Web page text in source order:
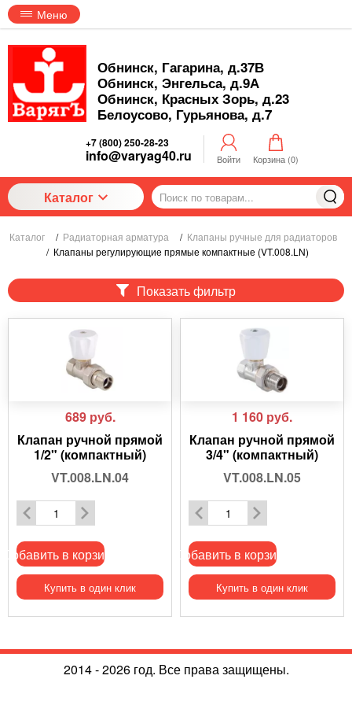
Меню
Обнинск, Гагарина, д.37В
Обнинск, Энгельса, д.9А
Обнинск, Красных Зорь, д.23
Белоусово, Гурьянова, д.7
+7 (800) 250-28-23
info@varyag40.ru Войти Корзина (0)
Каталог
Каталог / Радиаторная арматура / Клапаны ручные для радиаторов
/ Клапаны регулирующие прямые компактные (VT.008.LN)
Показать фильтр
689 руб.
Клапан ручной прямой
1/2" (компактный)
VT.008.LN.04
Добавить в корзину
Купить в один клик
1 160 руб.
Клапан ручной прямой
3/4" (компактный)
VT.008.LN.05
Добавить в корзину
Купить в один клик
2014 - 2026 год. Все права защищены.